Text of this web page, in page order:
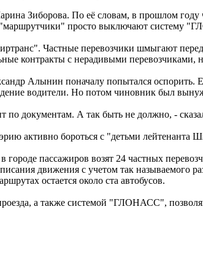
Зиборова. По её словам, в прошлом
просто выключают систему
Частные перевозчики шмыгают
контракты с нерадивыми перевозчиками,
Алынин поначалу попытался
водители. Но потом чиновник был
документам. А так быть не должно, -
активно бороться с "детьми лейтенанта
пассажиров возят 24 частных
движения с учетом так называемого
остается около ста автобусов.
а также системой "ГЛОНАСС",